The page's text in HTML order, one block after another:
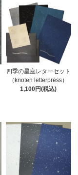
四季の星座レターセット
（knoten letterpress）
1,100円(税込)